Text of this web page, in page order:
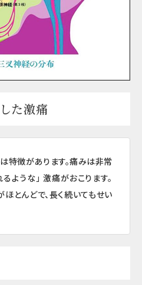
た激痛
特徴があります。痛みは非常
ような」 激痛がおこります。
とんどで、長く続いてもせい